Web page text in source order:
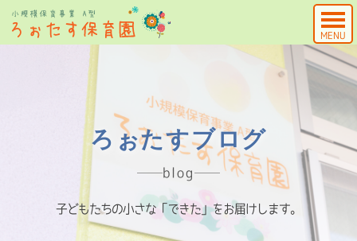
MENU
ろぉたすブログ
blog
子どもたちの小さな「できた」をお届けします。